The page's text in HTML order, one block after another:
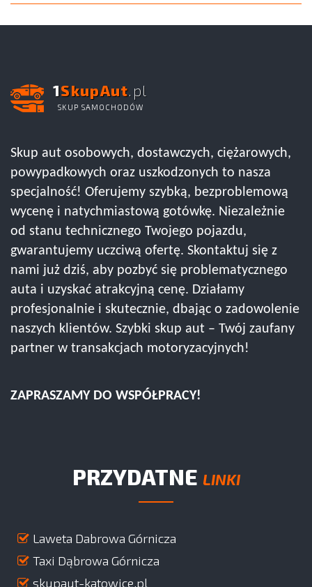
1SkupAut.pl
SKUP SAMOCHODÓW
Skup aut osobowych, dostawczych, ciężarowych,
powypadkowych oraz uszkodzonych to nasza
specjalność! Oferujemy szybką, bezproblemową
wycenę i natychmiastową gotówkę. Niezależnie
od stanu technicznego Twojego pojazdu,
gwarantujemy uczciwą ofertę. Skontaktuj się z
nami już dziś, aby pozbyć się problematycznego
auta i uzyskać atrakcyjną cenę. Działamy
profesjonalnie i skutecznie, dbając o zadowolenie
naszych klientów. Szybki skup aut – Twój zaufany
partner w transakcjach motoryzacyjnych!
ZAPRASZAMY DO WSPÓŁPRACY!
PRZYDATNE LINKI
Laweta Dabrowa Górnicza
Taxi Dąbrowa Górnicza
skupaut-katowice.pl